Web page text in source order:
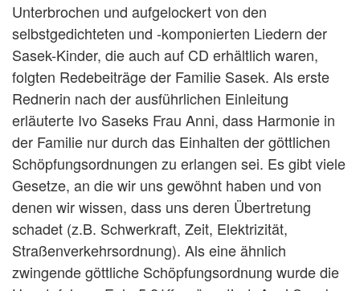
Unterbrochen und aufgelockert von den
selbstgedichteten und -komponierten Liedern der
Sasek-Kinder, die auch auf CD erhältlich waren,
folgten Redebeiträge der Familie Sasek. Als erste
Rednerin nach der ausführlichen Einleitung
erläuterte Ivo Saseks Frau Anni, dass Harmonie in
der Familie nur durch das Einhalten der göttlichen
Schöpfungsordnungen zu erlangen sei. Es gibt viele
Gesetze, an die wir uns gewöhnt haben und von
denen wir wissen, dass uns deren Übertretung
schadet (z.B. Schwerkraft, Zeit, Elektrizität,
Straßenverkehrsordnung). Als eine ähnlich
zwingende göttliche Schöpfungsordnung wurde die